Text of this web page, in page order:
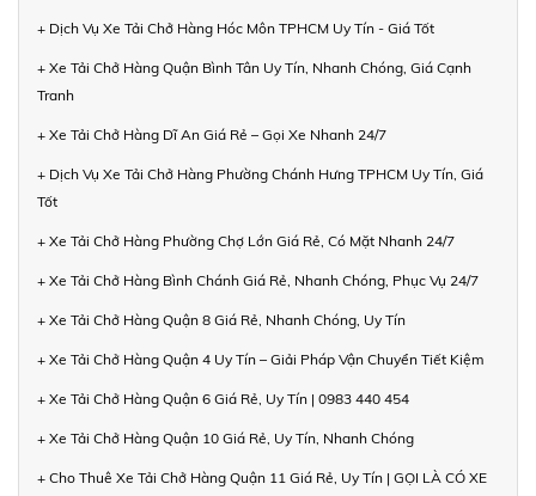
+ Dịch Vụ Xe Tải Chở Hàng Hóc Môn TPHCM Uy Tín - Giá Tốt
+ Xe Tải Chở Hàng Quận Bình Tân Uy Tín, Nhanh Chóng, Giá Cạnh
Tranh
+ Xe Tải Chở Hàng Dĩ An Giá Rẻ – Gọi Xe Nhanh 24/7
+ Dịch Vụ Xe Tải Chở Hàng Phường Chánh Hưng TPHCM Uy Tín, Giá
Tốt
+ Xe Tải Chở Hàng Phường Chợ Lớn Giá Rẻ, Có Mặt Nhanh 24/7
+ Xe Tải Chở Hàng Bình Chánh Giá Rẻ, Nhanh Chóng, Phục Vụ 24/7
+ Xe Tải Chở Hàng Quận 8 Giá Rẻ, Nhanh Chóng, Uy Tín
+ Xe Tải Chở Hàng Quận 4 Uy Tín – Giải Pháp Vận Chuyển Tiết Kiệm
+ Xe Tải Chở Hàng Quận 6 Giá Rẻ, Uy Tín | 0983 440 454
+ Xe Tải Chở Hàng Quận 10 Giá Rẻ, Uy Tín, Nhanh Chóng
+ Cho Thuê Xe Tải Chở Hàng Quận 11 Giá Rẻ, Uy Tín | GỌI LÀ CÓ XE